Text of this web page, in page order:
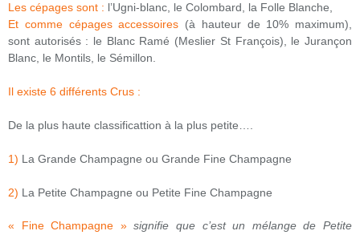
Les cépages sont : l’Ugni-blanc, le Colombard, la Folle Blanche,
Et comme cépages accessoires (à hauteur de 10% maximum),
sont autorisés : le Blanc Ramé (Meslier St François), le Jurançon
Blanc, le Montils, le Sémillon.
Il existe 6 différents Crus :
De la plus haute classificattion à la plus petite….
1) La Grande Champagne ou Grande Fine Champagne
2) La Petite Champagne ou Petite Fine Champagne
« Fine Champagne » signifie que c’est un mélange de Petite